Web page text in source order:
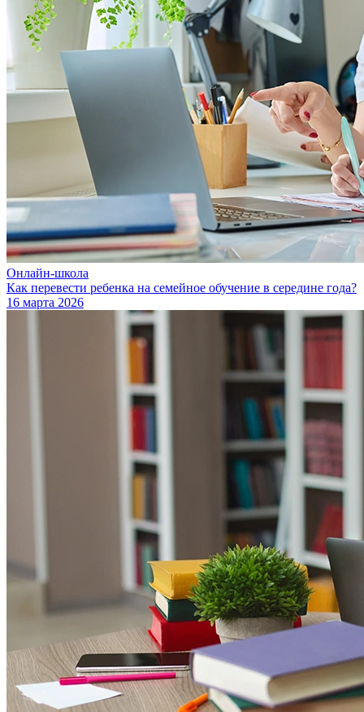
Онлайн-школа
Как перевести ребенка на семейное обучение в середине года?
16 марта 2026